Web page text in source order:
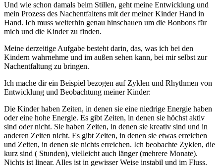
Und wie schon damals beim Stillen, geht meine Entwicklung und
mein Prozess des Nachentfaltens mit der meiner Kinder Hand in
Hand. Ich muss weiterhin genau hinschauen um die Bonbons für
mich und die Kinder zu finden.
Meine derzeitige Aufgabe besteht darin, das, was ich bei den
Kindern wahrnehme und im außen sehen kann, bei mir selbst zur
Nachentfaltung zu bringen.
Ich mache dir ein Beispiel bezogen auf Zyklen und Rhythmen von
Entwicklung und Beobachtung meiner Kinder:
Die Kinder haben Zeiten, in denen sie eine niedrige Energie haben
oder eine hohe Energie. Es gibt Zeiten, in denen sie höchst aktiv
sind oder nicht. Sie haben Zeiten, in denen sie kreativ sind und in
anderen Zeiten nicht. Es gibt Zeiten, in denen sie etwas erreichen
und Zeiten, in denen sie nichts erreichen. Ich beobachte Zyklen, die
kurz sind ( Stunden), vielleicht auch länger (mehrere Monate).
Nichts ist linear. Alles ist in gewisser Weise instabil und im Fluss.